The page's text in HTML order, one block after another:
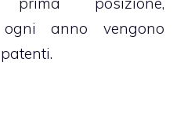
anno vengono